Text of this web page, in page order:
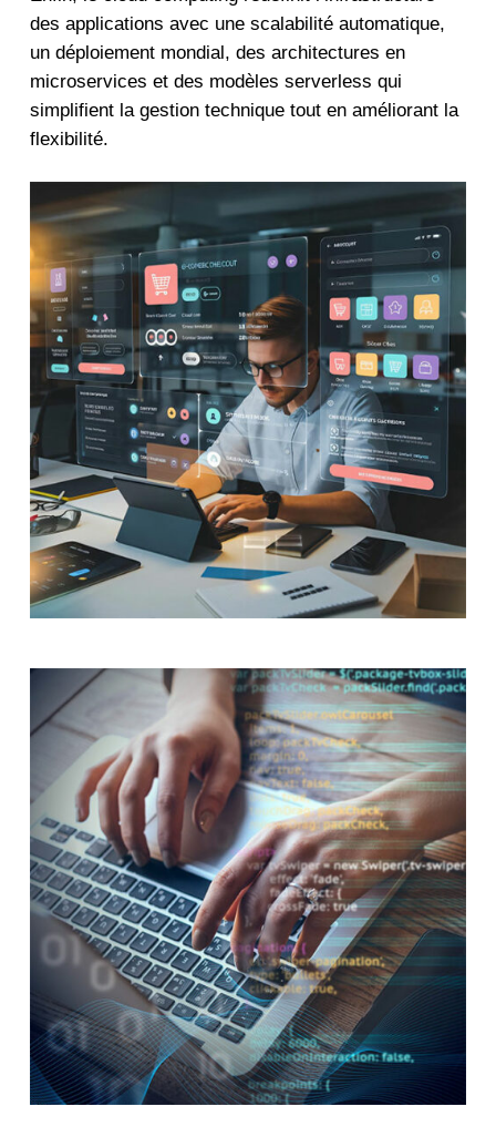
des applications avec une scalabilité automatique,
un déploiement mondial, des architectures en
microservices et des modèles serverless qui
simplifient la gestion technique tout en améliorant la
flexibilité.